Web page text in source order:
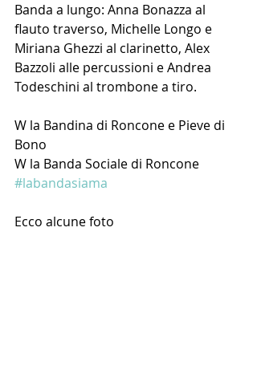
Banda a lungo: Anna Bonazza al
flauto traverso, Michelle Longo e
Miriana Ghezzi al clarinetto, Alex
Bazzoli alle percussioni e Andrea
Todeschini al trombone a tiro.
W la Bandina di Roncone e Pieve di
Bono
W la Banda Sociale di Roncone
#labandasiama
Ecco alcune foto